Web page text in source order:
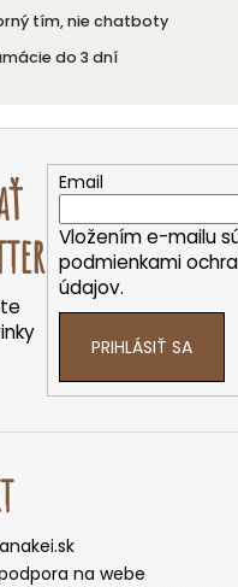
tím, nie chatboty
do 3 dní
Email
Vložením e-mailu
podmienkami
údajov.
PRIHLÁSIŤ SA
na webe